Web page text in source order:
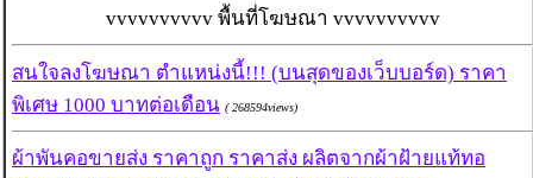
vvvvvvvvvv พื้นที่โฆษณา vvvvvvvvvv
สนใจลงโฆษณา ตำแหน่งนี้!!! (บนสุดของเว็บบอร์ด) ราคา
พิเศษ 1000 บาทต่อเดือน ( 268594views)
ผ้าพันคอขายส่ง ราคาถูก ราคาส่ง ผลิตจากผ้าฝ้ายแท้ทอ